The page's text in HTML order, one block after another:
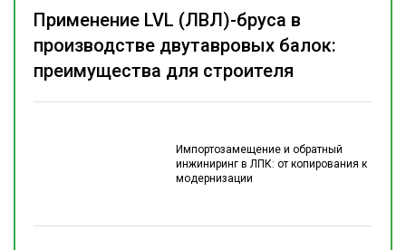
Импортозамещение и обратный
инжиниринг в ЛПК: от копирования к
модернизации
Применение LVL (ЛВЛ)-бруса в
производстве двутавровых балок:
преимущества для строителя